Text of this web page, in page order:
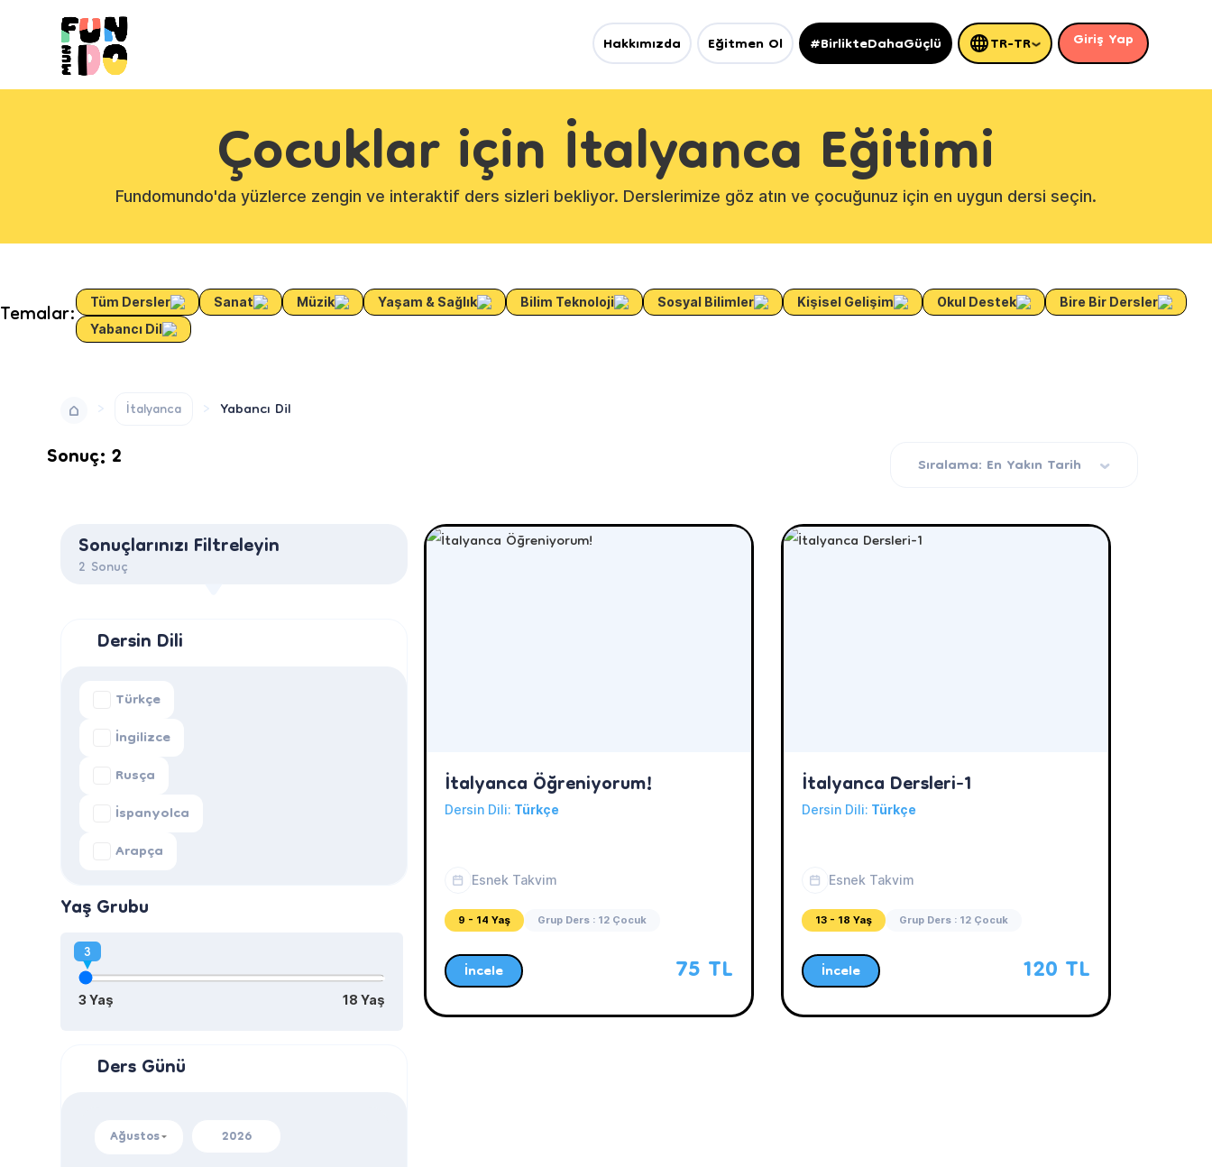
Hakkımızda Eğitmen Ol #BirlikteDahaGüçlü TR-TR Giriş Yap
Çocuklar için İtalyanca Eğitimi
Fundomundo'da yüzlerce zengin ve interaktif ders sizleri bekliyor. Derslerimize göz atın ve çocuğunuz için en uygun dersi seçin.
Temalar: Tüm Dersler Sanat Müzik Yaşam & Sağlık Bilim Teknoloji Sosyal Bilimler Kişisel Gelişim Okul Destek
Bire Bir Dersler
Yabancı Dil
İtalyanca Yabancı Dil
Sonuç: 2 Sıralama: En Yakın Tarih
Sonuçlarınızı Filtreleyin
2 Sonuç
Dersin Dili
Türkçe
İngilizce
Rusça
İspanyolca
Arapça
Yaş Grubu
3
3 Yaş 18 Yaş
Ders Günü
Ağustos
2026
İtalyanca Öğreniyorum!
Dersin Dili: Türkçe
Esnek Takvim
9 - 14 Yaş Grup Ders : 12 Çocuk
İncele 75 TL
İtalyanca Dersleri-1
Dersin Dili: Türkçe
Esnek Takvim
13 - 18 Yaş Grup Ders : 12 Çocuk
İncele 120 TL